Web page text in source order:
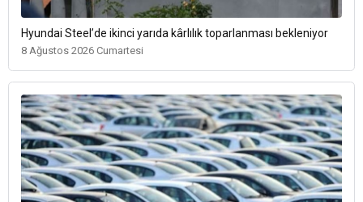
Hyundai Steel’de ikinci yarıda kârlılık toparlanması bekleniyor
8 Ağustos 2026 Cumartesi